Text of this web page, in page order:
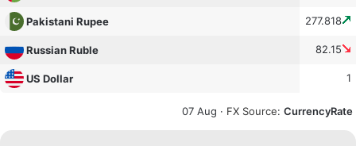
Pakistani Rupee 277.818
Russian Ruble 82.15
US Dollar 1
07 Aug · FX Source: CurrencyRate